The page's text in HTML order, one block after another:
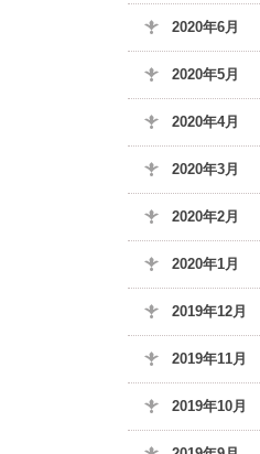
2020年6月
2020年5月
2020年4月
2020年3月
2020年2月
2020年1月
2019年12月
2019年11月
2019年10月